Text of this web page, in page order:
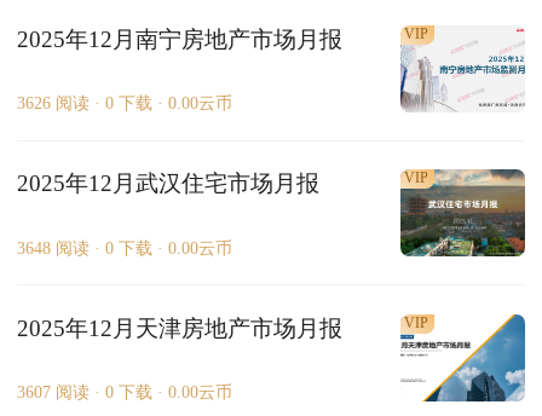
2025年12月南宁房地产市场月报
3626 阅读 ·0 下载 · 0.00云币
VIP
2025年12月武汉住宅市场月报
3648 阅读 ·0 下载 · 0.00云币
VIP
2025年12月天津房地产市场月报
3607 阅读 ·0 下载 · 0.00云币
VIP